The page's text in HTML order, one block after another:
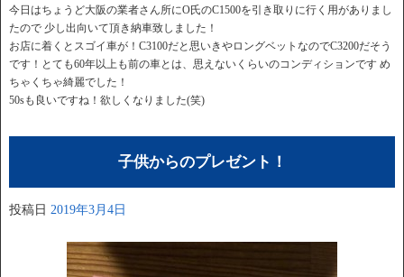
今日はちょうど大阪の業者さん所にO氏のC1500を引き取りに行く用がありまし
たので 少し出向いて頂き納車致しました！
お店に着くとスゴイ車が！C3100だと思いきやロングベットなのでC3200だそう
です！とても60年以上も前の車とは、思えないくらいのコンディションです め
ちゃくちゃ綺麗でした！
50sも良いですね！欲しくなりました(笑)
子供からのプレゼント！
投稿日 2019年3月4日